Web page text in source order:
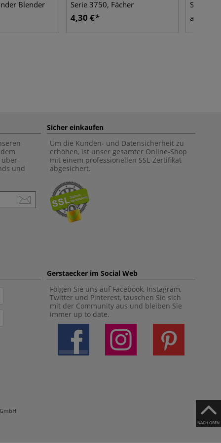
NACH OBEN
Blender
Serie 3750, Fächer
4,30 €
Serie
ab
über
und
Sicher einkaufen
Um die Kunden- und Datensicherheit zu
erhöhen, ist unser gesamter Online-Shop
mit einem professionellen SSL-Zertifikat
abgesichert.
Gerstaecker im Social Web
Folgen Sie uns auf Facebook, Instagram,
Twitter und Pinterest, tauschen Sie sich
mit der Community aus und bleiben Sie
immer up to date.